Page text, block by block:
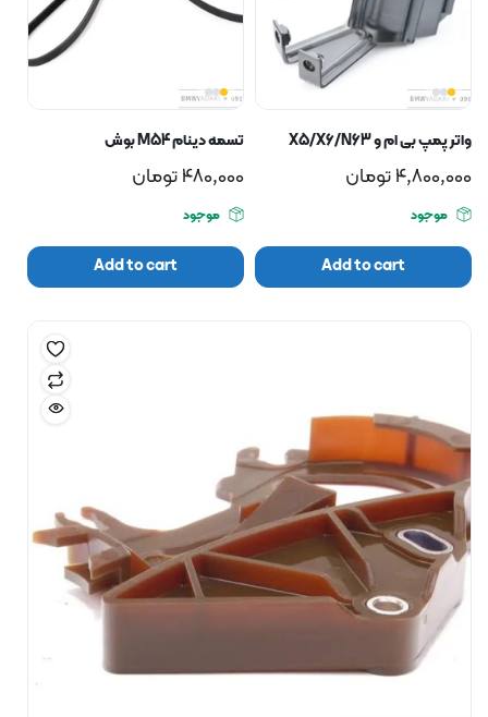
واتر پمپ بی ام و X5/X6/N63
4,800,000تومان
موجود
Add to cart
تسمه دینام M54 بوش
480,000تومان
موجود
Add to cart